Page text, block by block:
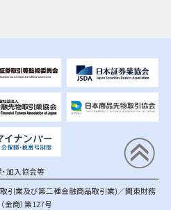
加入協会等
引業及び第二種金融商品取引業)／関東財務
金商）第127号